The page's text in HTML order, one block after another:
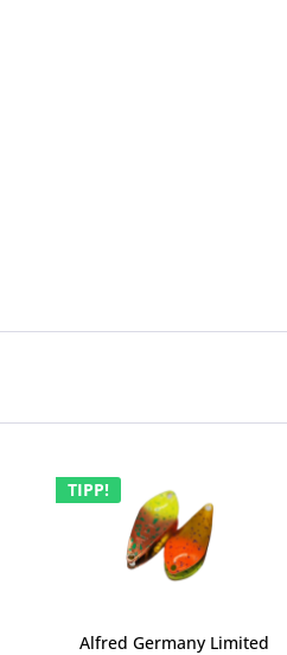
TIPP!
Alfred Germany Limited